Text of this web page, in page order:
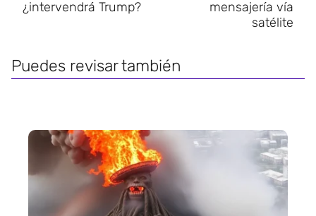
¿intervendrá Trump?
mensajería vía
satélite
Puedes revisar también